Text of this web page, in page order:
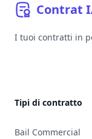
Contrat
I tuoi contratti in
Tipi di contratto
Bail Commercial